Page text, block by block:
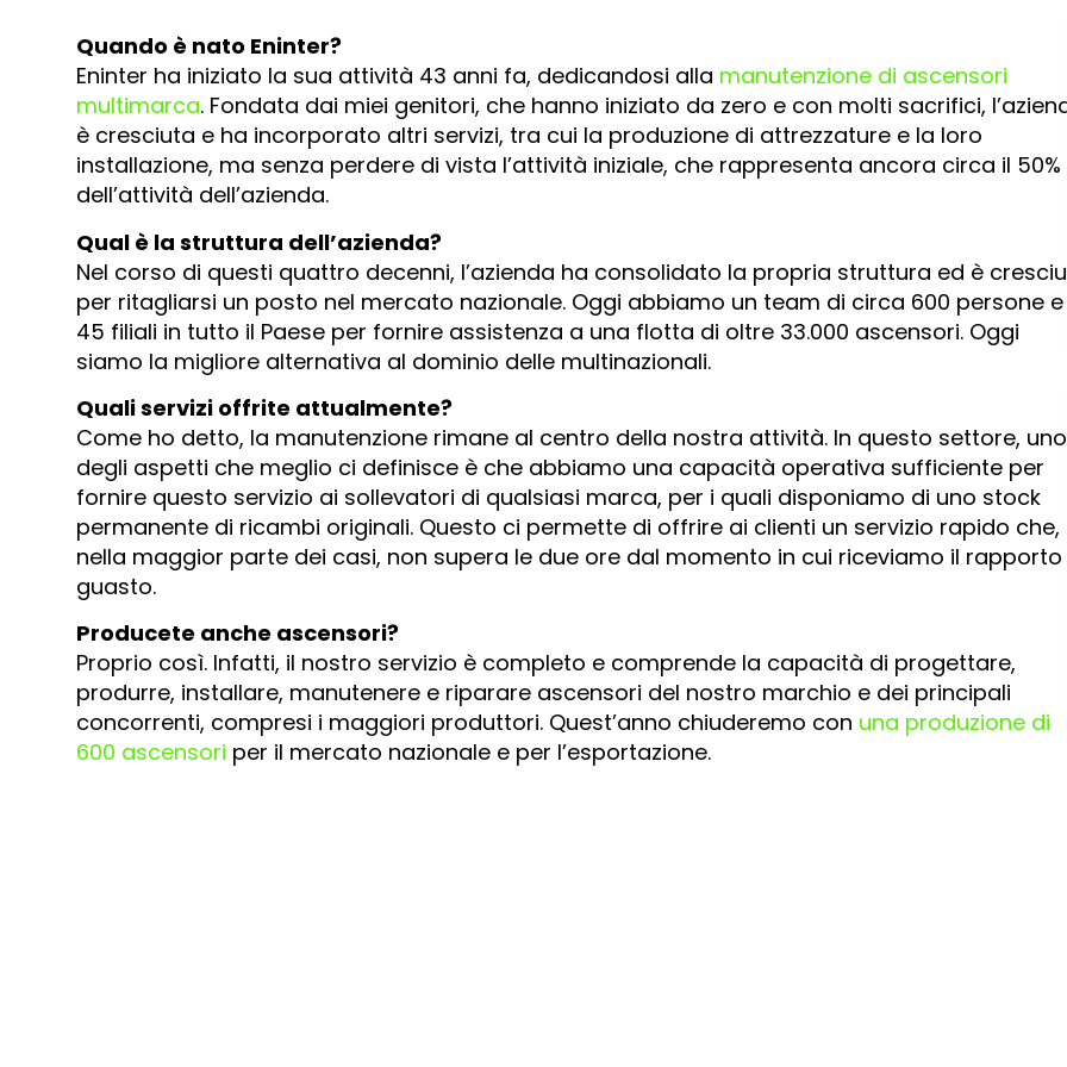
Quando è nato Eninter?
Eninter ha iniziato la sua attività 43 anni fa, dedicandosi alla manutenzione di ascensori
multimarca. Fondata dai miei genitori, che hanno iniziato da zero e con molti sacrifici,
è cresciuta e ha incorporato altri servizi, tra cui la produzione di attrezzature e la loro
installazione, ma senza perdere di vista l’attività iniziale, che rappresenta ancora circa il 50%
dell’attività dell’azienda.
Qual è la struttura dell’azienda?
Nel corso di questi quattro decenni, l’azienda ha consolidato la propria struttura ed è
per ritagliarsi un posto nel mercato nazionale. Oggi abbiamo un team di circa 600 persone e
45 filiali in tutto il Paese per fornire assistenza a una flotta di oltre 33.000 ascensori. Oggi
siamo la migliore alternativa al dominio delle multinazionali.
Quali servizi offrite attualmente?
Come ho detto, la manutenzione rimane al centro della nostra attività. In questo settore, uno
degli aspetti che meglio ci definisce è che abbiamo una capacità operativa sufficiente per
fornire questo servizio ai sollevatori di qualsiasi marca, per i quali disponiamo di uno stock
permanente di ricambi originali. Questo ci permette di offrire ai clienti un servizio rapido che,
nella maggior parte dei casi, non supera le due ore dal momento in cui riceviamo il rapporto
guasto.
Producete anche ascensori?
Proprio così. Infatti, il nostro servizio è completo e comprende la capacità di progettare,
produrre, installare, manutenere e riparare ascensori del nostro marchio e dei principali
concorrenti, compresi i maggiori produttori. Quest’anno chiuderemo con una produzione di
600 ascensori per il mercato nazionale e per l’esportazione.